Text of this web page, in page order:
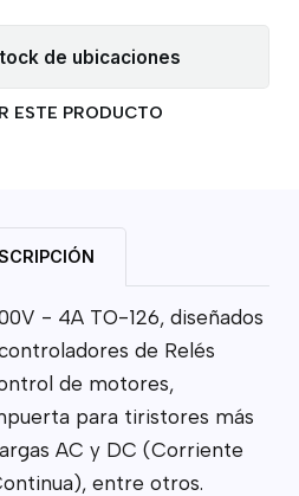
de ubicaciones
ESTE PRODUCTO
- 4A TO-126, diseñados
de Relés
de motores,
para tiristores más
AC y DC (Corriente
entre otros.